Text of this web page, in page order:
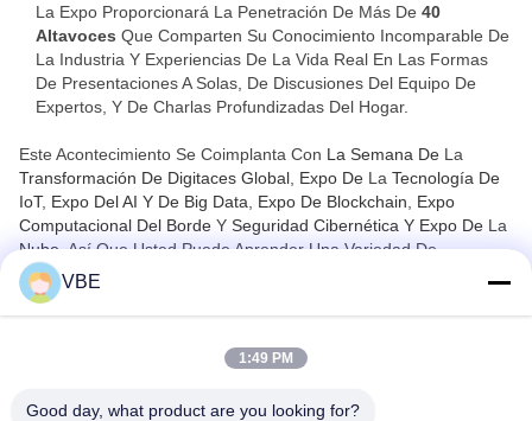
La Expo Proporcionará La Penetración De Más De 40
Altavoces Que Comparten Su Conocimiento Incomparable De
La Industria Y Experiencias De La Vida Real En Las Formas
De Presentaciones A Solas, De Discusiones Del Equipo De
Expertos, Y De Charlas Profundizadas Del Hogar.
Este Acontecimiento Se Coimplanta Con La Semana De La
Transformación De Digitaces Global, Expo De La Tecnología De
IoT, Expo Del AI Y De Big Data, Expo De Blockchain, Expo
Computacional Del Borde Y Seguridad Cibernética Y Expo De La
Nube, Así Que Usted Puede Aprender Una Variedad De
Soluciones Dominantes Todas De La Tecnología De La Empresa
En Un Lugar.
VBE
1:49 PM
Good day, what product are you looking for?